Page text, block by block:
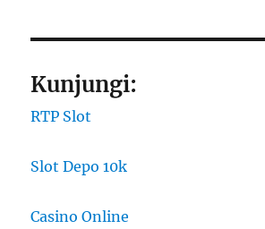
Kunjungi:
RTP Slot
Slot Depo 10k
Casino Online